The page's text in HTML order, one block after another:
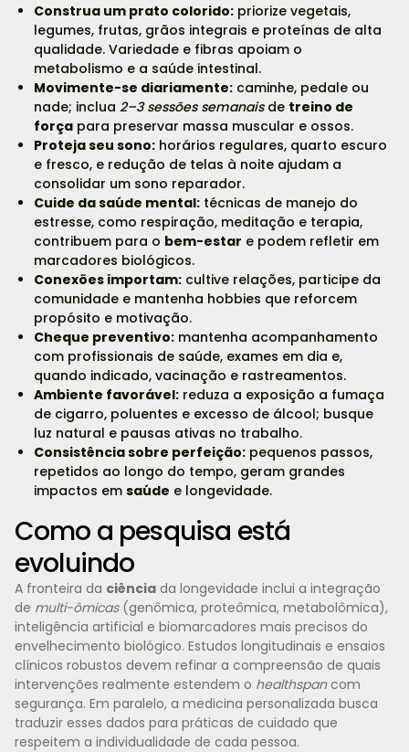
Construa um prato colorido:priorize vegetais,
legumes, frutas, grãos integrais e proteínas de alta
qualidade. Variedade e fibras apoiam o
metabolismo e a saúde intestinal.
Movimente-se diariamente:caminhe, pedale ou
nade; inclua 2–3 sessões semanaisde treino de
forçapara preservar massa muscular e ossos.
Proteja seu sono:horários regulares, quarto escuro
e fresco, e redução de telas à noite ajudam a
consolidar um sono reparador.
Cuide da saúde mental:técnicas de manejo do
estresse, como respiração, meditação e terapia,
contribuem para o bem-estar e podem refletir em
marcadores biológicos.
Conexões importam:cultive relações, participe da
comunidade e mantenha hobbies que reforcem
propósito e motivação.
Cheque preventivo:mantenha acompanhamento
com profissionais de saúde, exames em dia e,
quando indicado, vacinação e rastreamentos.
Ambiente favorável:reduza a exposição a fumaça
de cigarro, poluentes e excesso de álcool; busque
luz natural e pausas ativas no trabalho.
Consistência sobre perfeição:pequenos passos,
repetidos ao longo do tempo, geram grandes
impactos em saúde e longevidade.
Como a pesquisa está
evoluindo
A fronteira da ciência da longevidade inclui a integração
de multi-ômicas(genômica, proteômica, metabolômica),
inteligência artificial e biomarcadores mais precisos do
envelhecimento biológico. Estudos longitudinais e ensaios
clínicos robustos devem refinar a compreensão de quais
intervenções realmente estendem o healthspancom
segurança. Em paralelo, a medicina personalizada busca
traduzir esses dados para práticas de cuidado que
respeitem a individualidade de cada pessoa.